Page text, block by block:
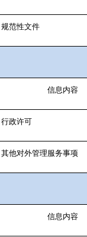
规范性文件
信息内容
行政许可
其他对外管理服务事项
信息内容